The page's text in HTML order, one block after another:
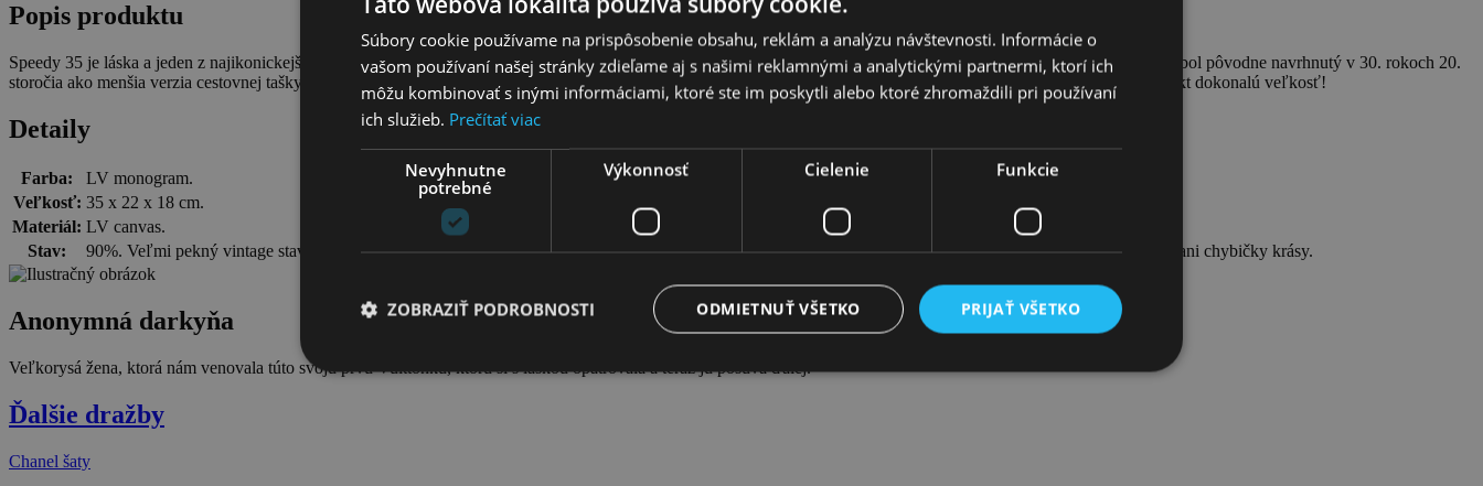
Popis produktu
Speedy 35 je láska a jeden z najikonickejších modelov značky Louis Vuitton, ktorý sa stal neodmysliteľnou súčasťou sveta luxusných kabeliek. Tento nadčasový kúsok bol pôvodne navrhnutý v 30. rokoch 20.
storočia ako menšia verzia cestovnej tašky Keepall, pričom názov
Speedy odkazuje na rýchlosť a dynamiku modernej doby. Každá Speedy žena ho ocení, pretože má fakt dokonalú veľkosť!
Detaily
Farba:
LV monogram.
Veľkosť: 35 x 22 x 18 cm.
Materiál: LV canvas.
Stav:
90%. Veľmi pekný vintage stav, zachovaný aj zámok s kľúčikom. Patina na rúčkach, klasický zelenkavý nádych okolo medených šróbikov. Žiadne iné vady ani chybičky krásy.
Anonymná darkyňa
Veľkorysá žena, ktorá nám venovala túto svoju prvú Vuittonku, ktorú si s láskou opatrovala a teraz ju posúva ďalej.
Ďalšie dražby
Chanel šaty
Súbory cookie používame na prispôsobenie obsahu, reklám a analýzu návštevnosti. Informácie o
vašom používaní našej stránky zdieľame aj s našimi reklamnými a analytickými partnermi, ktorí ich
môžu kombinovať s inými informáciami, ktoré ste im poskytli alebo ktoré zhromaždili pri používaní
ich služieb. Prečítať viac
Nevyhnutne
potrebné
Výkonnosť Cielenie Funkcie
PRIJAŤ VŠETKO
ODMIETNUŤ VŠETKO
ZOBRAZIŤ PODROBNOSTI